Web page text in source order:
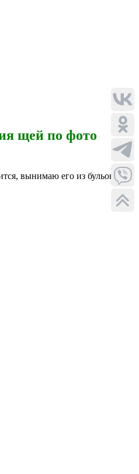
щей по фото
вынимаю его из бульона,